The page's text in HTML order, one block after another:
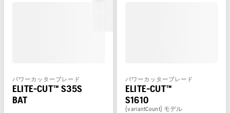
パワーカッターブレード
ELITE-CUT™ S35S
BAT
パワーカッターブレード
ELITE-CUT™
S1610
{variantCount} モデル